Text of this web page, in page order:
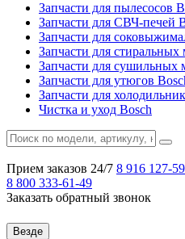
Запчасти для пылесосов
Запчасти для СВЧ-печей
Запчасти для
Запчасти для
Запчасти для сушильных
Запчасти для утюгов
Запчасти для
Чистка и уход Bosch
Прием заказов 24/7 8 916 127-
8 800 333-61-49
Заказать обратный звонок
Везде